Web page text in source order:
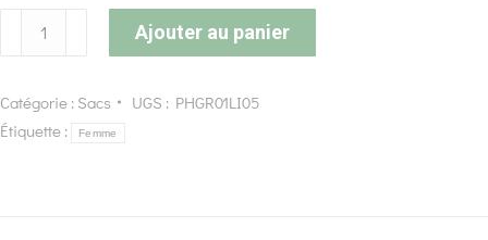
Ajouter au panier
Catégorie : Sacs UGS : PHGR01LI05
Étiquette :
Femme